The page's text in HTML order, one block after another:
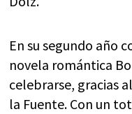
En su segundo año
novela romántica
celebrarse, gracias
la Fuente. Con un